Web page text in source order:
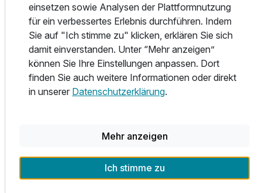
ALPENTHERME GASTEIN - ca. 5 Gehminuten vom Hotel
entfernt:
Umgeben von einem einzigartigen Bergpanorama entstand
im Gasteinertal auf 32.000 m² die modernste alpine
Gesundheits- und Freizeitwelt Europas: Die ALPEN
Therme Gastein. Die Sauna World mit Bergsee, Ruhe- und
Wellnessoasen, die Relax World für Ruhe und Erholung, die
einem Aufenthalt im Hotel nicht inkludiert.
Gastein bietet seinen Gästen auf 220 km bestens
einsetzen sowie Analysen der Plattformnutzung
für ein verbessertes Erlebnis durchführen. Indem
Sie auf "Ich stimme zu" klicken, erklären Sie sich
damit einverstanden. Unter “Mehr anzeigen”
können Sie Ihre Einstellungen anpassen. Dort
finden Sie auch weitere Informationen oder direkt
in unserer Datenschutzerklärung.
Mehr anzeigen
Ich stimme zu